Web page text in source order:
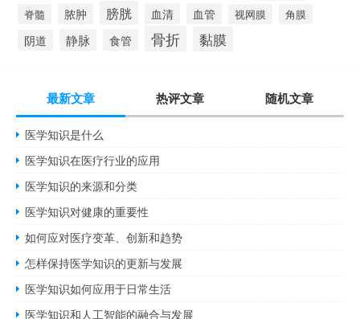
脊髓 脓肿 膀胱 血清 血管 视网膜 角膜
阴道 静脉 食管 骨折 黏膜
最新文章 热评文章 随机文章
医学知识是什么
医学知识在医疗行业的应用
医学知识的来源和分类
医学知识对健康的重要性
如何应对医疗变革、创新和趋势
怎样保持医学知识的更新与发展
医学知识如何应用于日常生活
医学知识和人工智能的融合与发展